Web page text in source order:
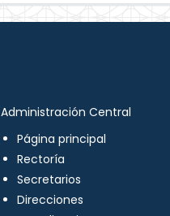
Administración Central
Página principal
Rectoría
Secretarios
Direcciones